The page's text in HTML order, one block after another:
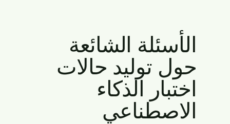
الأسئلة الشائعة
حول توليد حالات
اختبار الذكاء
الاصطناعي